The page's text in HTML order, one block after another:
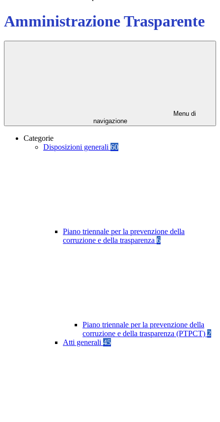
Amministrazione Trasparente
Menu di
navigazione
Categorie
Disposizioni generali 60
Piano triennale per la prevenzione della
corruzione e della trasparenza 6
Piano triennale per la prevenzione della
corruzione e della trasparenza (PTPCT) 2
Atti generali 45